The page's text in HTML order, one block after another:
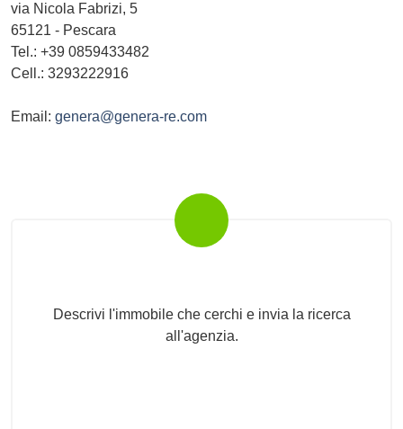
via Nicola Fabrizi, 5
65121 - Pescara
Tel.: +39 0859433482
Cell.: 3293222916
Email: genera@genera-re.com
Descrivi l'immobile che cerchi e invia la ricerca
all'agenzia.